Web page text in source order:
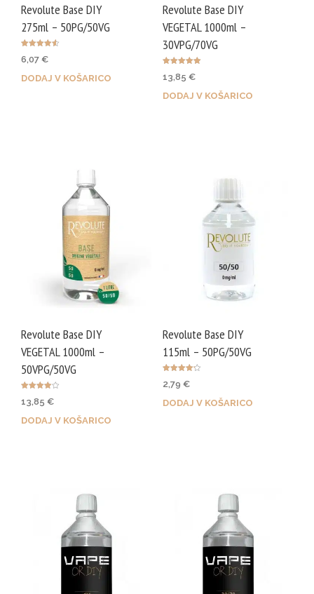
Revolute Base DIY
275ml – 50PG/50VG
4.50
6,07 €
DODAJ V KOŠARICO
Revolute Base DIY
VEGETAL 1000ml –
30VPG/70VG
5.00
13,85 €
DODAJ V KOŠARICO
Revolute Base DIY
VEGETAL 1000ml –
50VPG/50VG
4.00
13,85 €
DODAJ V KOŠARICO
Revolute Base DIY
115ml – 50PG/50VG
4.17
2,79 €
DODAJ V KOŠARICO